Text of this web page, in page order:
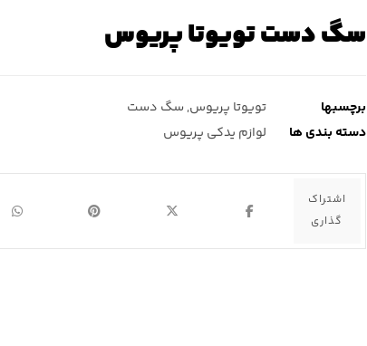
سگ دست تویوتا پریوس
برچسبها تویوتا پریوس,سگ دست
دسته بندی ها
لوازم یدکی پریوس